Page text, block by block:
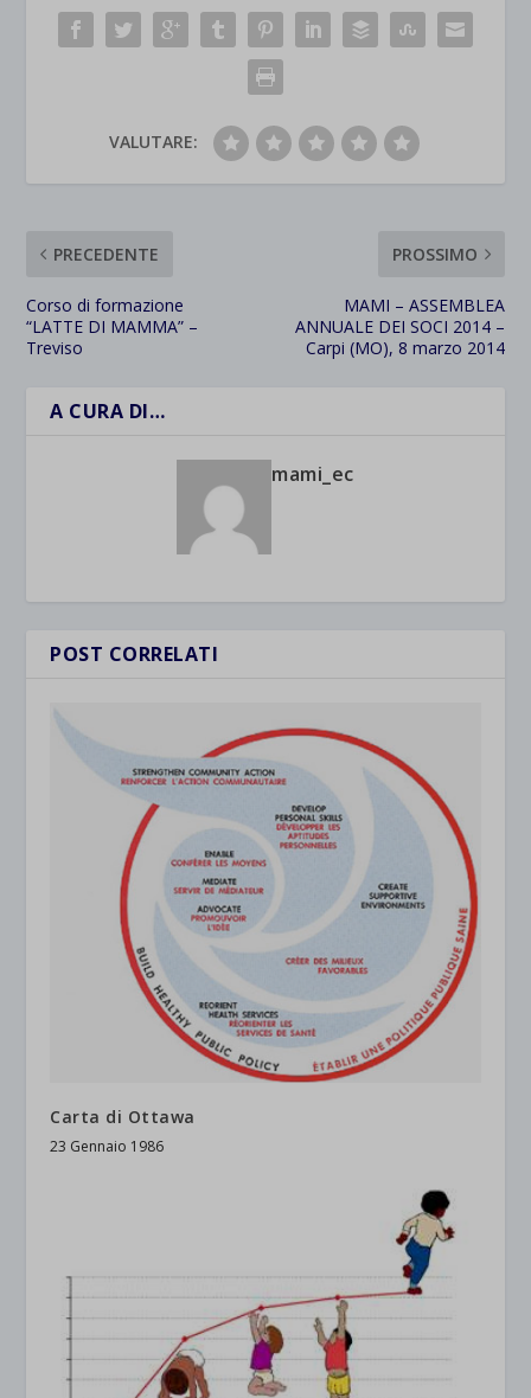
VALUTARE:
PRECEDENTE
Corso di formazione
“LATTE DI MAMMA” –
Treviso
PROSSIMO
MAMI – ASSEMBLEA
ANNUALE DEI SOCI 2014 –
Carpi (MO), 8 marzo 2014
A CURA DI…
mami_ec
POST CORRELATI
Carta di Ottawa
23 Gennaio 1986